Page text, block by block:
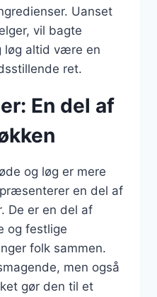
Uanset
vil bagte
løg altid være en
ret.
En del af
og løg er mere
en del af
De er en del af
og festlige
folk sammen.
men også
gør den til et